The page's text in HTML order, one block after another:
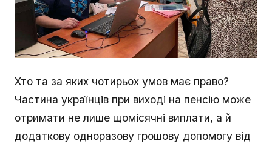
Хто та за яких чотирьох умов має право?
Частина українців при виході на пенсію може
отримати не лише щомісячні виплати, а й
додаткову одноразову грошову допомогу від